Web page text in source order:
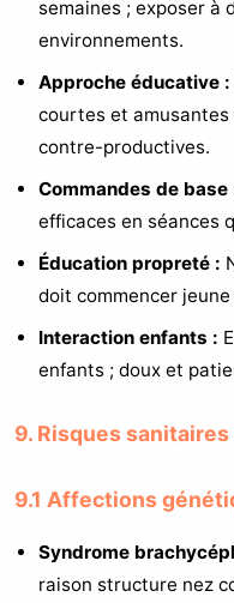
semaines ; exposer à
environnements.
Approche éducative :
courtes et amusantes
contre-productives.
Commandes de base
efficaces en séances
Éducation propreté :
doit commencer jeune
Interaction enfants :
enfants ; doux et
9. Risques
9.1 Affections
Syndrome
raison structure nez